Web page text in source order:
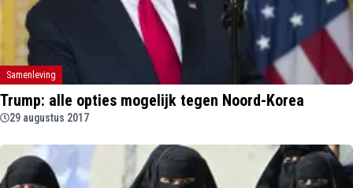
Samenleving
Trump: alle opties mogelijk tegen Noord-Korea
29 augustus 2017